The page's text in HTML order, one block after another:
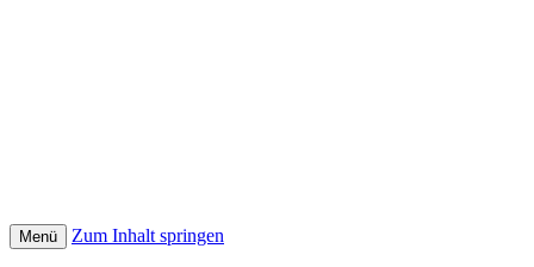
Menü Zum Inhalt springen